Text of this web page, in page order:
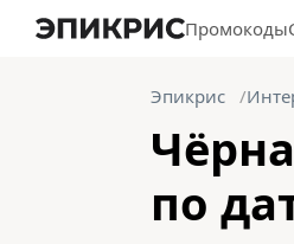
Промокоды
Эпикрис
по